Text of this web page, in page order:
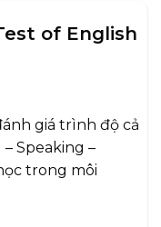
of English
giá trình độ cả
Speaking –
trong môi